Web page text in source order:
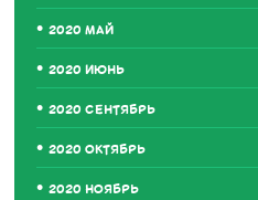
2020 МАЙ
2020 ИЮНЬ
2020 СЕНТЯБРЬ
2020 ОКТЯБРЬ
2020 НОЯБРЬ